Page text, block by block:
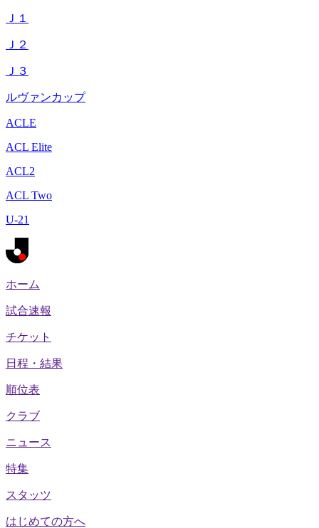
Ｊ１
Ｊ２
Ｊ３
ルヴァンカップ
ACLE
ACL Elite
ACL2
ACL Two
U-21
ホーム
試合速報
チケット
日程・結果
順位表
クラブ
ニュース
特集
スタッツ
はじめての方へ